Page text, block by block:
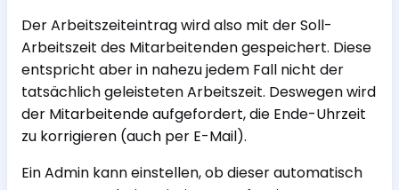
Der Arbeitszeiteintrag wird also mit der Soll-
Arbeitszeit des Mitarbeitenden gespeichert. Diese
entspricht aber in nahezu jedem Fall nicht der
tatsächlich geleisteten Arbeitszeit. Deswegen wird
der Mitarbeitende aufgefordert, die Ende-Uhrzeit
zu korrigieren (auch per E-Mail).
Ein Admin kann einstellen, ob dieser automatisch